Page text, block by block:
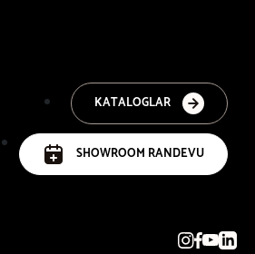
KATALOGLAR
SHOWROOM RANDEVU